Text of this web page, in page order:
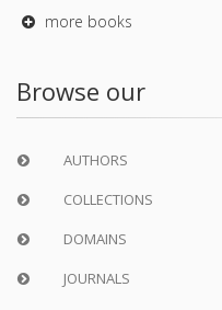
more books
Browse our
AUTHORS
COLLECTIONS
DOMAINS
JOURNALS